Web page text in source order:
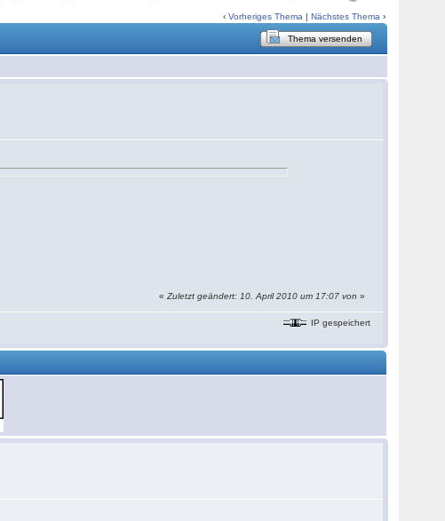
‹Vorheriges Thema |Nächstes Thema ›
Thema versenden
«Zuletzt geändert: 10. April 2010 um 17:07 von»
IP gespeichert